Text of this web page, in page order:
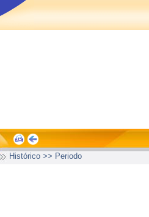
Histórico >> Periodo